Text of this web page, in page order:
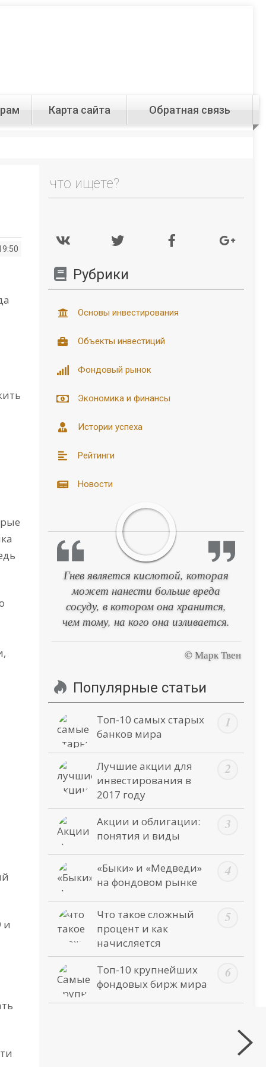
Карта сайта Обратная связь
и
Рубрики
Основы инвестирования
Объекты инвестиций
Фондовый рынок
Экономика и финансы
Истории успеха
Рейтинги
Новости
Гнев является кислотой, которая
может нанести больше вреда
сосуду, в котором она хранится,
чем тому, на кого она изливается.
© Марк Твен
Популярные статьи
Топ-10 самых старых
банков мира
Лучшие акции для
инвестирования в
2017 году
Акции и облигации:
понятия и виды
«Быки» и «Медведи»
на фондовом рынке
Что такое сложный
процент и как
начисляется
Топ-10 крупнейших
фондовых бирж мира